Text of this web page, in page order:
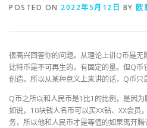
POSTED ON 2022年5月12日 BY 欧
很高兴回答你的问题。从理论上讲Q币是无
比特币是不可再生的，有固定的量。但Q
创造。所以从某种意义上来讲的话，Q币只
Q币之所以和人民币是1比1的比例，是因
如说，10块钱人名币可以买XX钻、XX会员
务，所以他和人民币才是等值的如果离开